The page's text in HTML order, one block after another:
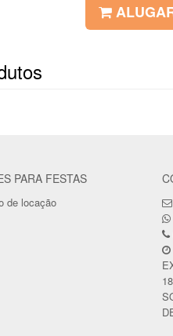
PARA FESTAS
de locação